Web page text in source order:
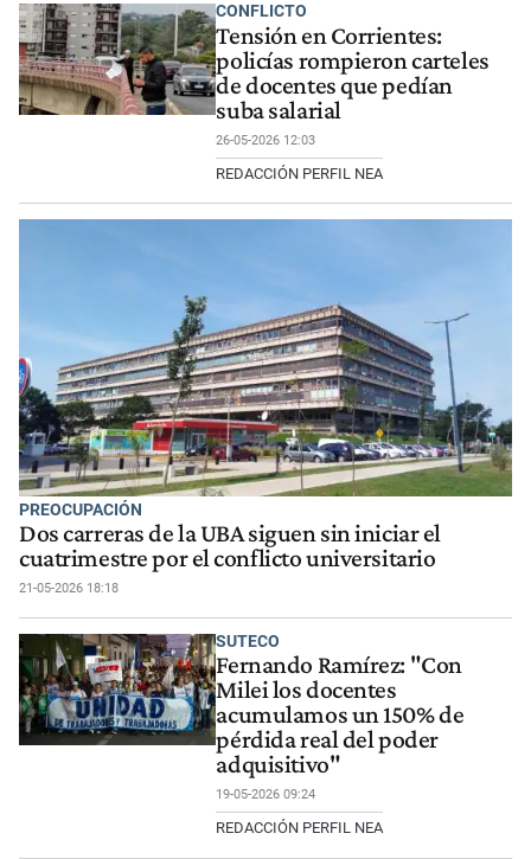
CONFLICTO
Tensión en Corrientes:
policías rompieron carteles
de docentes que pedían
suba salarial
26-05-2026 12:03
REDACCIÓN PERFIL NEA
PREOCUPACIÓN
Dos carreras de la UBA siguen sin iniciar el
cuatrimestre por el conflicto universitario
21-05-2026 18:18
SUTECO
Fernando Ramírez: "Con
Milei los docentes
acumulamos un 150% de
pérdida real del poder
adquisitivo"
19-05-2026 09:24
REDACCIÓN PERFIL NEA